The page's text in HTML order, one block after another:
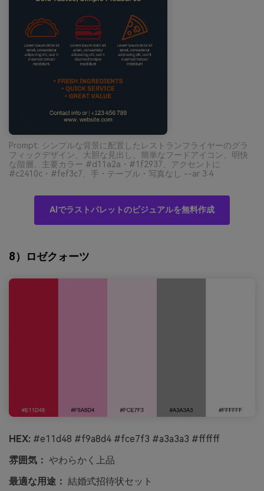
Prompt: シンプルな背景に配置したレストランフライヤーのグラ
フィックデザイン、大胆な見出し、簡単なフードアイコン、明快
な階層、主要カラー #d11a2a・#1f2937、アクセントに
#c2410c・#fef3c7、手・テーブル・写真なし --ar 3:4
AIでラストパレットのビジュアルを無料作成
8）ロゼクォーツ
HEX: #e11d48 #f9a8d4 #fce7f3 #a3a3a3 #ffffff
雰囲気： やわらかく上品
最適な用途： 結婚式招待状セット